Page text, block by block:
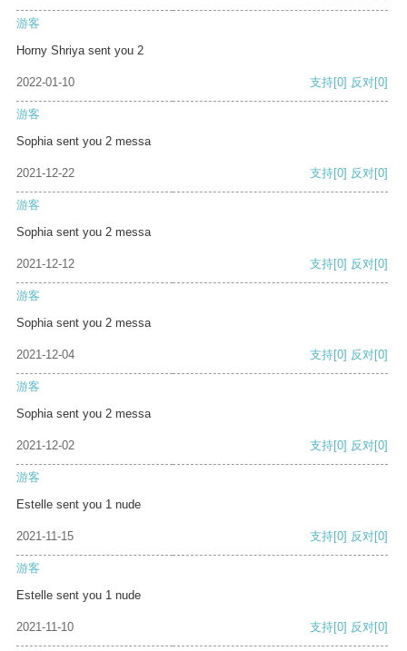
游客
Horny Shriya sent you 2
2022-01-10 支持[0] 反对[0]
游客
Sophia sent you 2 messa
2021-12-22 支持[0] 反对[0]
游客
Sophia sent you 2 messa
2021-12-12 支持[0] 反对[0]
游客
Sophia sent you 2 messa
2021-12-04 支持[0] 反对[0]
游客
Sophia sent you 2 messa
2021-12-02 支持[0] 反对[0]
游客
Estelle sent you 1 nude
2021-11-15 支持[0] 反对[0]
游客
Estelle sent you 1 nude
2021-11-10 支持[0] 反对[0]